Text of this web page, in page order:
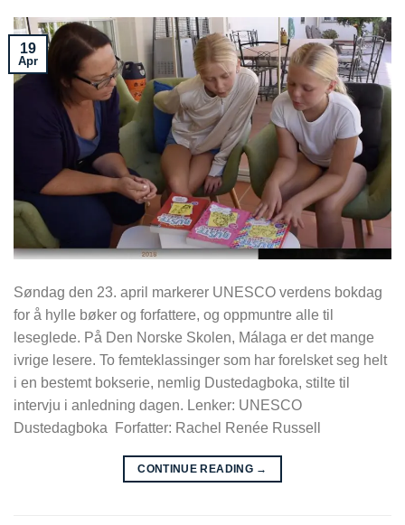
19
Apr
Søndag den 23. april markerer UNESCO verdens bokdag
for å hylle bøker og forfattere, og oppmuntre alle til
leseglede. På Den Norske Skolen, Málaga er det mange
ivrige lesere. To femteklassinger som har forelsket seg helt
i en bestemt bokserie, nemlig Dustedagboka, stilte til
intervju i anledning dagen. Lenker: UNESCO
Dustedagboka Forfatter: Rachel Renée Russell
CONTINUE READING →